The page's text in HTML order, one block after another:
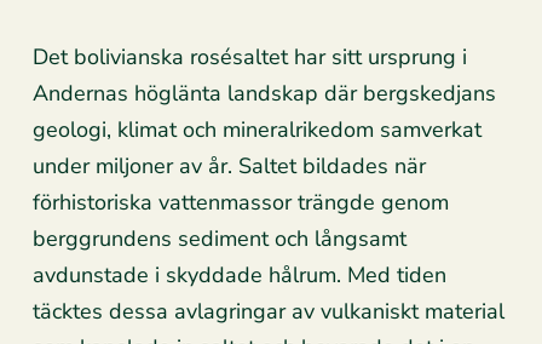
Det bolivianska rosésaltet har sitt ursprung i
Andernas höglänta landskap där bergskedjans
geologi, klimat och mineralrikedom samverkat
under miljoner av år. Saltet bildades när
förhistoriska vattenmassor trängde genom
berggrundens sediment och långsamt
avdunstade i skyddade hålrum. Med tiden
täcktes dessa avlagringar av vulkaniskt material